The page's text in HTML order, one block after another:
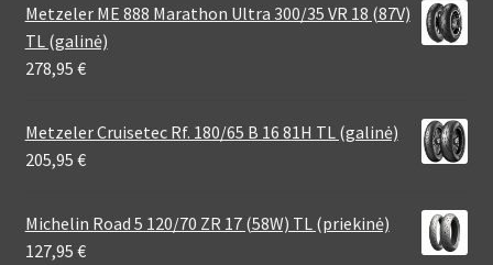
Metzeler ME 888 Marathon Ultra 300/35 VR 18 (87V)
TL (galinė)
278,95 €
Metzeler Cruisetec Rf. 180/65 B 16 81H TL (galinė)
205,95 €
Michelin Road 5 120/70 ZR 17 (58W) TL (priekinė)
127,95 €